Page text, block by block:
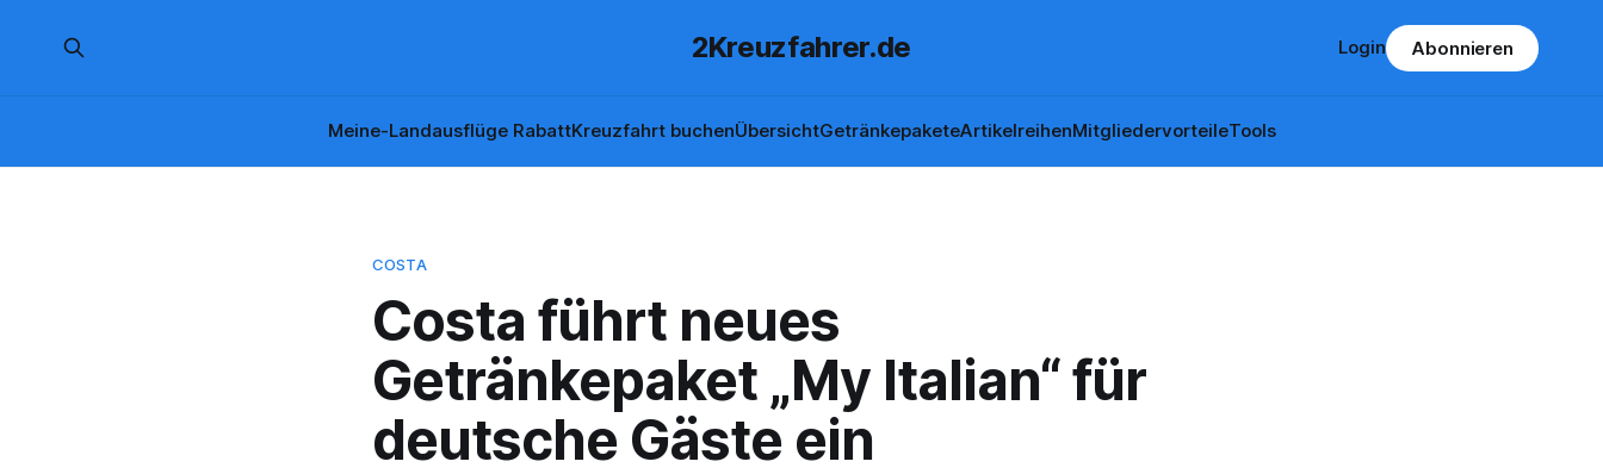
2Kreuzfahrer.de
Meine-Landausflüge RabattKreuzfahrt buchenÜbersichtGetränkepaketeArtikelreihenMitgliedervorteileTools
Login Abonnieren
COSTA
Costa führt neues
Getränkepaket „My Italian“ für
deutsche Gäste ein